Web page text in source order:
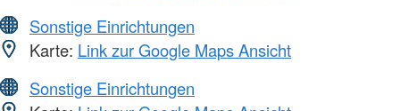
Sonstige Einrichtungen
Karte: Link zur Google Maps Ansicht
Sonstige Einrichtungen